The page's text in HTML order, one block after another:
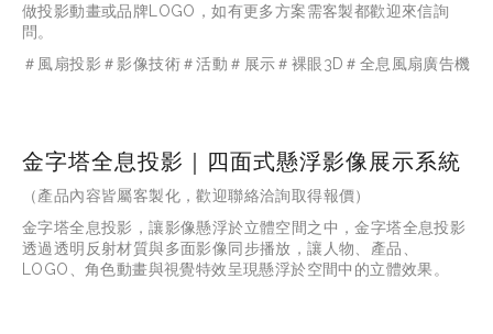
做投影動畫或品牌LOGO，如有更多方案需客製都歡迎來信詢
問。
＃風扇投影＃影像技術＃活動＃展示＃裸眼3D＃全息風扇廣告機
金字塔全息投影｜四面式懸浮影像展示系統
（產品內容皆屬客製化，歡迎聯絡洽詢取得報價）
金字塔全息投影，讓影像懸浮於立體空間之中，金字塔全息投影
透過透明反射材質與多面影像同步播放，讓人物、產品、
LOGO、角色動畫與視覺特效呈現懸浮於空間中的立體效果。